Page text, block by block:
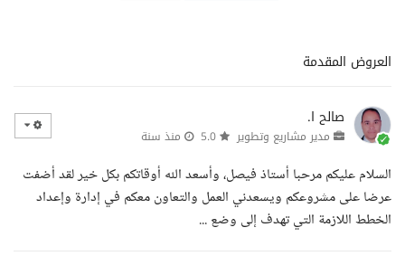
العروض المقدمة
صالح ا.
مدير مشاريع وتطوير منذ سنة
السلام عليكم مرحبا أستاذ فيصل، وأسعد الله أوقاتكم بكل خير لقد أضفت
عرضا على مشروعكم ويسعدني العمل والتعاون معكم في إدارة وإعداد
الخطط اللازمة التي تهدف إلى وضع ...